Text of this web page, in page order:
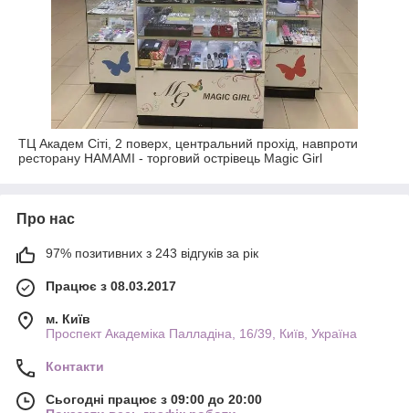
ТЦ Академ Сіті, 2 поверх, центральний прохід, навпроти
ресторану HAMAMI - торговий острівець Magic Girl
Про нас
97% позитивних з 243 відгуків за рік
Працює з 08.03.2017
м. Київ
Проспект Академіка Палладіна, 16/39, Київ, Україна
Контакти
Сьогодні працює з 09:00 до 20:00